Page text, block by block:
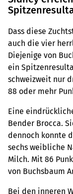
Dass diese
auch die vier
Diejenige von
ein
schweizweit nur
88 oder mehr
Eine
Bender Brocca.
dennoch konnte
sechs weibliche
Milch. Mit 86
von Buchsbaum
Bei den inneren